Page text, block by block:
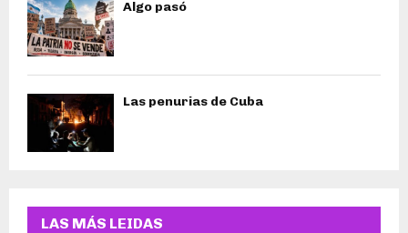
Algo pasó
Las penurias de Cuba
LAS MÁS LEIDAS